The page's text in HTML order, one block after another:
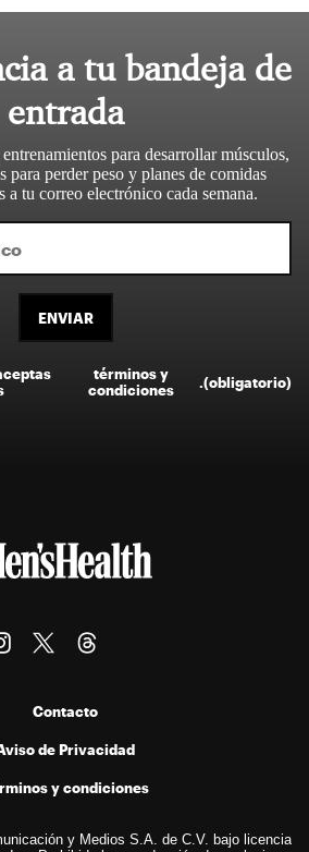
a tu bandeja de
entrada
para desarrollar músculos,
para perder peso y planes de comidas
a tu correo electrónico cada semana.
ENVIAR
términos y
condiciones
(obligatorio)
Contacto
de Privacidad
y condiciones
y Medios S.A. de C.V. bajo licencia